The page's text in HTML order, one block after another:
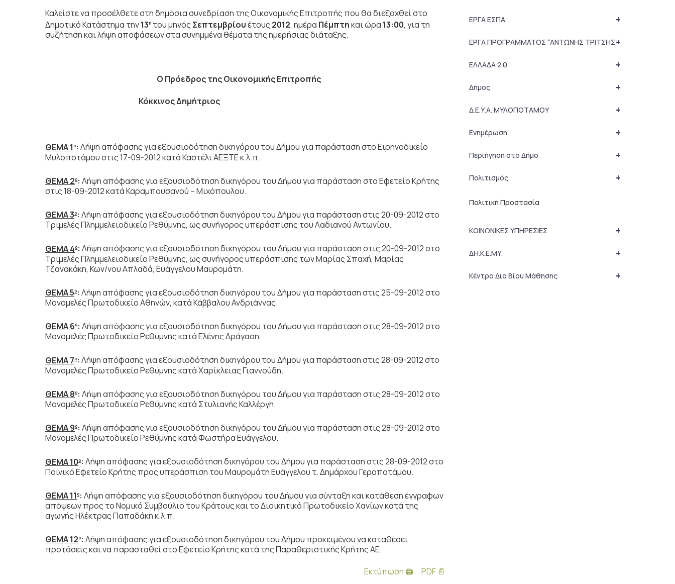
Καλείστε να προσέλθετε στη δημόσια συνεδρίαση της Οικονομικής Επιτροπής που θα διεξαχθεί στο
Δημοτικό Κατάστημα την13η του μηνός Σεπτεμβρίουέτους 2012, ημέρα Πέμπτηκαι ώρα 13:00, για τη
συζήτησηκαι λήψη αποφάσεων στα συνημμένα θέματα της ημερήσιας διάταξης.
Ο Πρόεδροςτης Οικονομικής Επιτροπής
Κόκκινος Δημήτριος
ΘΕΜΑ 1 ο: Λήψη απόφασης για εξουσιοδότηση δικηγόρου του Δήμου για παράσταση στο Ειρηνοδικείο
Μυλοποτάμου στις 17-09-2012 κατά Καστέλι ΑΕΞΤΕ κ.λ.π.
ΘΕΜΑ 2ο: Λήψη απόφασης για εξουσιοδότηση δικηγόρου του Δήμου για παράσταση στο Εφετείο Κρήτης
στις 18-09-2012 κατά Καραμπουσανού – Μιχόπουλου.
ΘΕΜΑ 3ο: Λήψη απόφασης για εξουσιοδότηση δικηγόρου του Δήμου για παράσταση στις 20-09-2012 στο
Τριμελές Πλημμελειοδικείο Ρεθύμνης, ως συνήγορος υπεράσπισης του Λαδιανού Αντωνίου.
ΘΕΜΑ 4ο: Λήψη απόφασης για εξουσιοδότηση δικηγόρου του Δήμου για παράσταση στις 20-09-2012 στο
Τριμελές Πλημμελειοδικείο Ρεθύμνης, ως συνήγορος υπεράσπισης των Μαρίας Σπαχή, Μαρίας
Τζανακάκη, Κων/νου Απλαδά, Ευάγγελου Μαυρομάτη.
ΘΕΜΑ 5ο: Λήψη απόφασης για εξουσιοδότηση δικηγόρου του Δήμου για παράσταση στις 25-09-2012 στο
Μονομελές Πρωτοδικείο Αθηνών, κατά Κάββαλου Ανδριάννας.
ΘΕΜΑ 6ο: Λήψη απόφασης για εξουσιοδότηση δικηγόρου του Δήμου για παράσταση στις 28-09-2012 στο
Μονομελές Πρωτοδικείο Ρεθύμνης κατά Ελένης Δράγαση.
ΘΕΜΑ 7ο: Λήψη απόφασης για εξουσιοδότηση δικηγόρου του Δήμου για παράσταση στις 28-09-2012 στο
Μονομελές Πρωτοδικείο Ρεθύμνης κατά Χαρίκλειας Γιαννούδη.
ΘΕΜΑ 8ο: Λήψη απόφασης για εξουσιοδότηση δικηγόρου του Δήμου για παράσταση στις 28-09-2012 στο
Μονομελές Πρωτοδικείο Ρεθύμνης κατά Στυλιανής Καλλέργη.
ΘΕΜΑ 9ο: Λήψη απόφασης για εξουσιοδότηση δικηγόρου του Δήμου για παράσταση στις 28-09-2012 στο
Μονομελές Πρωτοδικείο Ρεθύμνης κατά Φωστήρα Ευάγγελου.
ΘΕΜΑ 10ο: Λήψη απόφασης για εξουσιοδότηση δικηγόρου του Δήμου για παράσταση στις 28-09-2012 στο
Ποινικό Εφετείο Κρήτης προς υπεράσπιση του Μαυρομάτη Ευάγγελου τ. Δημάρχου Γεροποτάμου.
ΘΕΜΑ 11 ο: Λήψη απόφασης για εξουσιοδότηση δικηγόρου του Δήμου για σύνταξη και κατάθεση έγγραφων
απόψεων προς το Νομικό Συμβούλιο του Κράτους και το Διοικητικό Πρωτοδικείο Χανίων κατά της
αγωγής Ηλέκτρας Παπαδάκη κ.λ.π.
ΘΕΜΑ 12ο: Λήψη απόφασης για εξουσιοδότηση δικηγόρου του Δήμου προκειμένου να καταθέσει
προτάσεις και να παρασταθεί στο Εφετείο Κρήτης κατά της Παραθεριστικής Κρήτης ΑΕ.
Εκτύπωση 🖨
PDF 📄
+
ΕΡΓΑ ΕΣΠΑ
+
ΕΡΓΑ ΠΡΟΓΡΑΜΜΑΤΟΣ “ΑΝΤΩΝΗΣ ΤΡΙΤΣΗΣ”
+
ΕΛΛΑΔΑ 2.0
+
Δήμος
+
Δ.Ε.Υ.Α. ΜΥΛΟΠΟΤΑΜΟΥ
+
Ενημέρωση
+
Περιήγηση στο Δήμο
+
Πολιτισμός
Πολιτική Προστασία
+
ΚΟΙΝΩΝΙΚΕΣ ΥΠΗΡΕΣΙΕΣ
+
ΔΗ.Κ.Ε.ΜΥ.
+
Κέντρο Δια Βίου Μάθησης